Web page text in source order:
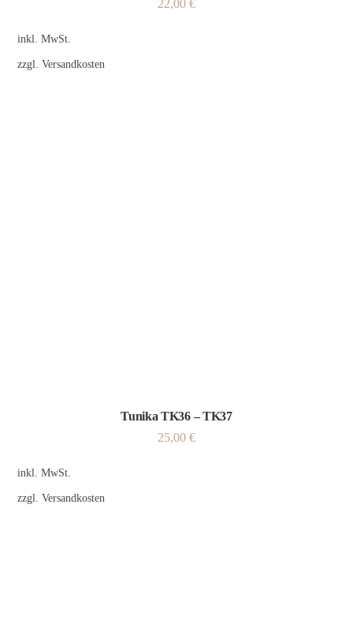
22,00 €
inkl. MwSt.
zzgl.Versandkosten
Tunika TK36 – TK37
25,00 €
inkl. MwSt.
zzgl.Versandkosten